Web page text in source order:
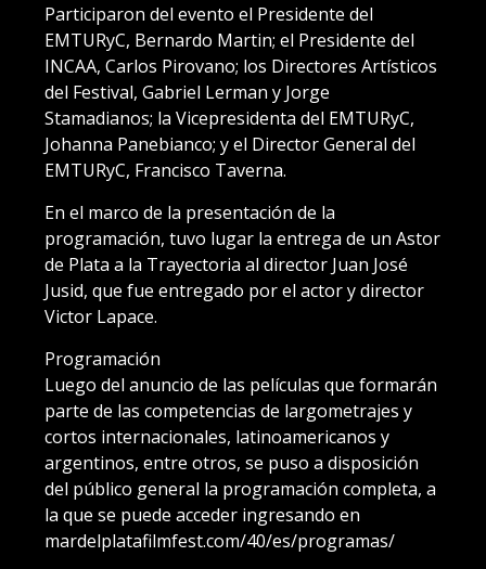
Participaron del evento el Presidente del
EMTURyC, Bernardo Martin; el Presidente del
INCAA, Carlos Pirovano; los Directores Artísticos
del Festival, Gabriel Lerman y Jorge
Stamadianos; la Vicepresidenta del EMTURyC,
Johanna Panebianco; y el Director General del
EMTURyC, Francisco Taverna.
En el marco de la presentación de la
programación, tuvo lugar la entrega de un Astor
de Plata a la Trayectoria al director Juan José
Jusid, que fue entregado por el actor y director
Victor Lapace.
Programación
Luego del anuncio de las películas que formarán
parte de las competencias de largometrajes y
cortos internacionales, latinoamericanos y
argentinos, entre otros, se puso a disposición
del público general la programación completa, a
la que se puede acceder ingresando en
mardelplatafilmfest.com/40/es/programas/